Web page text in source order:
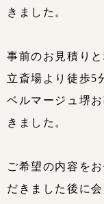
きました。
事前のお見積り
立斎場より徒歩5
ベルマージュ堺
きました。
ご希望の内容を
だきました後に